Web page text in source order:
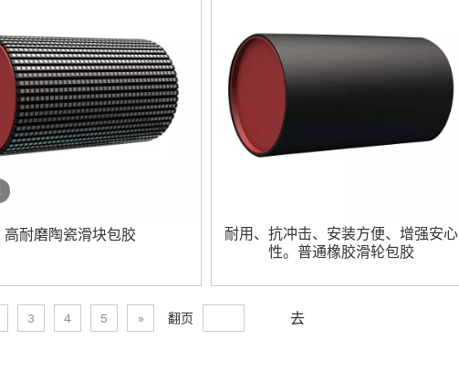
高耐磨陶瓷滑块包胶
耐用、抗冲击、安装方便、增强安心
性。普通橡胶滑轮包胶
3 4 5 » 翻页 去